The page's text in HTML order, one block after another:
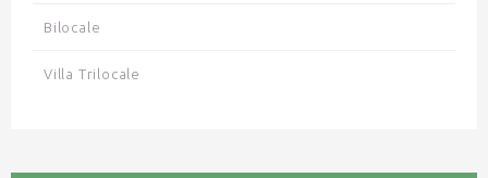
Bilocale
Villa Trilocale